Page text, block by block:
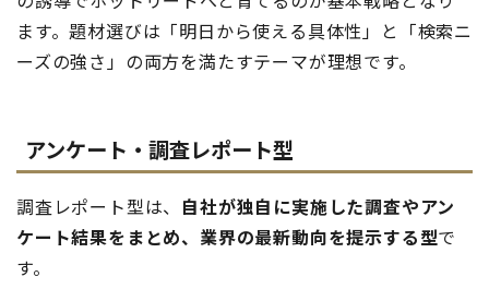
ます。題材選びは「明日から使える具体性」と「検索ニ
ーズの強さ」の両方を満たすテーマが理想です。
アンケート・調査レポート型
調査レポート型は、 自社が独自に実施した調査やアン
ケート結果をまとめ、業界の最新動向を提示する型で
す。